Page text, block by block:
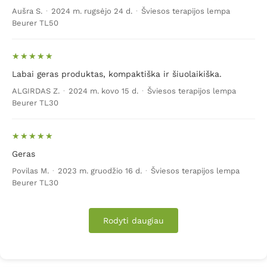
Konkretūsšviesos terapijos prietaisaiinstrukcijose
nurodo kokiu atstumu nuo savęs efektyviausia statyti
mėgautis dirbtine saulės šviesa.
Ką gydo šviesos terapija?
palengvindamos kitus depresijos simptomus.
Antidepresinės šviesos terapijos lempos puikiai veikia
organizmą, stiprina imuninę sistemą, stimuliuoja viso
efektyvumas dar didesnis, nes jų organizmo medžiagų
apykaita daug spartesnė.
Aušra S. · 2024 m. rugsėjo 24 d. · Šviesos terapijos lempa
Beurer TL50
Labai geras produktas, kompaktiška ir šiuolaikiška.
ALGIRDAS Z. · 2024 m. kovo 15 d. · Šviesos terapijos lempa
Beurer TL30
Geras
Povilas M. · 2023 m. gruodžio 16 d. · Šviesos terapijos lempa
Beurer TL30
Rodyti daugiau